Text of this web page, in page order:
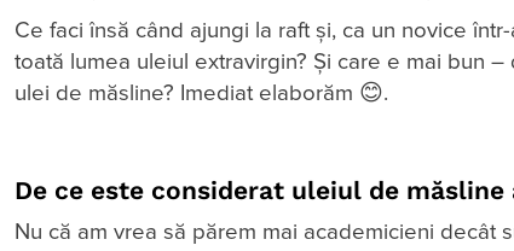
Ce faci însă când ajungi la raft și, ca un novice
toată lumea uleiul extravirgin? Și care e mai bun
ulei de măsline? Imediat elaborăm 😊.
De ce este considerat uleiul de
Nu că am vrea să părem mai academicieni decât